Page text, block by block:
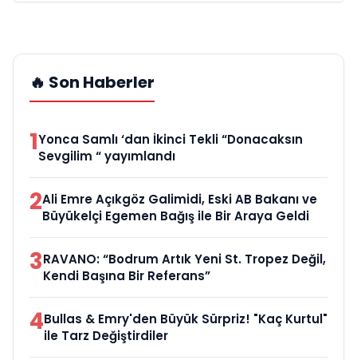
🔥 Son Haberler
1Yonca Samlı ‘dan İkinci Tekli “Donacaksın
Sevgilim “ yayımlandı
2Ali Emre Açıkgöz Galimidi, Eski AB Bakanı ve
Büyükelçi Egemen Bağış ile Bir Araya Geldi
3RAVANO: “Bodrum Artık Yeni St. Tropez Değil,
Kendi Başına Bir Referans”
4Bullas & Emry'den Büyük Sürpriz! "Kaç Kurtul"
ile Tarz Değiştirdiler